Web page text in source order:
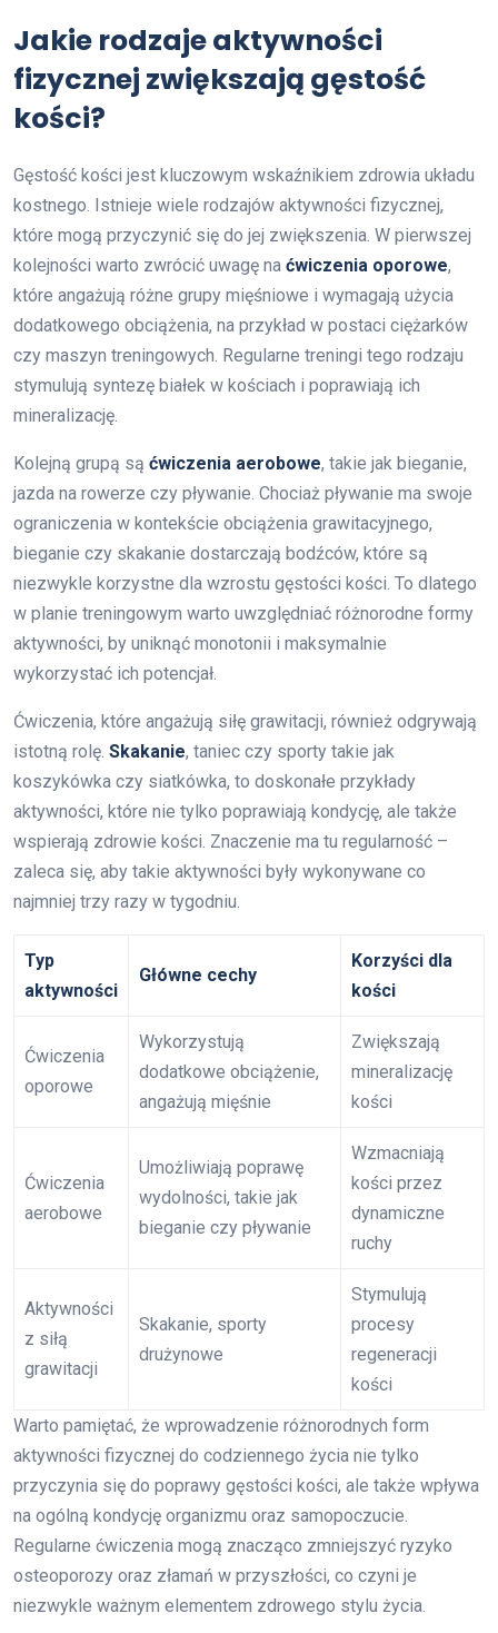
Jakie rodzaje aktywności
fizycznej zwiększają gęstość
kości?
Gęstość kości jest kluczowym wskaźnikiem zdrowia układu
kostnego. Istnieje wiele rodzajów aktywności fizycznej,
które mogą przyczynić się do jej zwiększenia. W pierwszej
kolejności warto zwrócić uwagę na ćwiczenia oporowe,
które angażują różne grupy mięśniowe i wymagają użycia
dodatkowego obciążenia, na przykład w postaci ciężarków
czy maszyn treningowych. Regularne treningi tego rodzaju
stymulują syntezę białek w kościach i poprawiają ich
mineralizację.
Kolejną grupą są ćwiczenia aerobowe, takie jak bieganie,
jazda na rowerze czy pływanie. Chociaż pływanie ma swoje
ograniczenia w kontekście obciążenia grawitacyjnego,
bieganie czy skakanie dostarczają bodźców, które są
niezwykle korzystne dla wzrostu gęstości kości. To dlatego
w planie treningowym warto uwzględniać różnorodne formy
aktywności, by uniknąć monotonii i maksymalnie
wykorzystać ich potencjał.
Ćwiczenia, które angażują siłę grawitacji, również odgrywają
istotną rolę. Skakanie, taniec czy sporty takie jak
koszykówka czy siatkówka, to doskonałe przykłady
aktywności, które nie tylko poprawiają kondycję, ale także
wspierają zdrowie kości. Znaczenie ma tu regularność –
zaleca się, aby takie aktywności były wykonywane co
najmniej trzy razy w tygodniu.
Typ
aktywności
Główne cechy
Korzyści dla
kości
Ćwiczenia
oporowe
Wykorzystują
dodatkowe obciążenie,
angażują mięśnie
Zwiększają
mineralizację
kości
Ćwiczenia
aerobowe
Umożliwiają poprawę
wydolności, takie jak
bieganie czy pływanie
Wzmacniają
kości przez
dynamiczne
ruchy
Aktywności
z siłą
grawitacji
Skakanie, sporty
drużynowe
Stymulują
procesy
regeneracji
kości
Warto pamiętać, że wprowadzenie różnorodnych form
aktywności fizycznej do codziennego życia nie tylko
przyczynia się do poprawy gęstości kości, ale także wpływa
na ogólną kondycję organizmu oraz samopoczucie.
Regularne ćwiczenia mogą znacząco zmniejszyć ryzyko
osteoporozy oraz złamań w przyszłości, co czyni je
niezwykle ważnym elementem zdrowego stylu życia.